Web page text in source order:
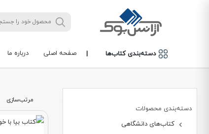
دسته‌بندی کتاب‌ها | صفحه اصلی درباره ما
دسته‌بندی محصولات
کتاب‌های دانشگاهی
مرتب‌سازی